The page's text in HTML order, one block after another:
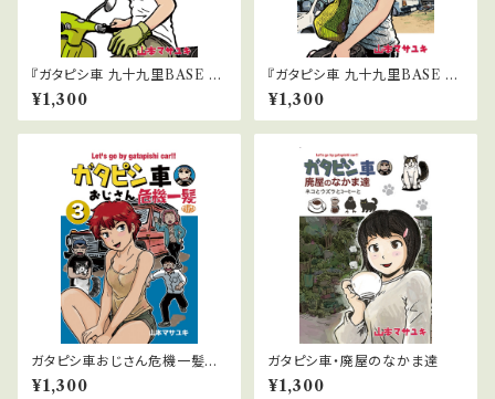
『ガタピシ車 九十九里BASE V
OL.2』
¥1,300
『ガタピシ車 九十九里BASE V
OL.1』
¥1,300
ガタピシ車おじさん危機一髪オ
リジナル３巻
¥1,300
ガタピシ車・廃屋のなかま達
¥1,300